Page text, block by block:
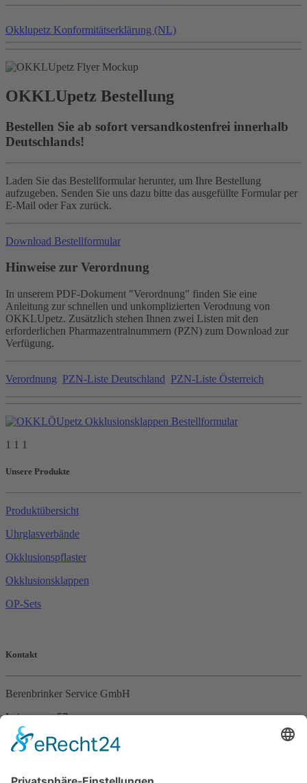
Okklupetz Konformitätserklärung (NL)
OKKLUpetz Bestellung
Bestellen Sie ab sofort versandkostenfrei innerhalb
Deutschlands!
Laden Sie das Bestellformular herunter, um Ihre Bestellung
aufzugeben. Senden Sie uns dazu bitte das ausgefüllte Formular per
E-Mail oder Fax zurück.
Download Bestellformular
Hinweise zur Verordnung
In unserem PDF-Dokument "Verordnung" finden Sie eine
Anleitung zur schnellen und unkomplizierten Verodnung von
OKKLUpetz. Zusätzlich stehen Ihnen zwei Listen mit den
erforderlichen Pharmazentralnummern (PZN) zum Download zur
Verfügung.
Verordnung PZN-Liste Deutschland PZN-Liste Österreich
1 1 1
Unsere Produkte
Produktübersicht
Uhrglasverbände
Okklusionspflaster
Okklusionsklappen
OP-Sets
Kontakt
Berenbrinker Service GmbH
Leinenweg 57
33415 Verl